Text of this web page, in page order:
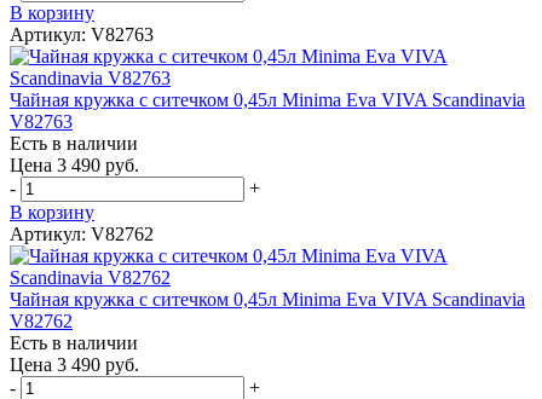
В корзину
Артикул: V82763
Чайная кружка с ситечком 0,45л Minima Eva VIVA Scandinavia
V82763
Есть в наличии
Цена 3 490 руб.
-
+
В корзину
Артикул: V82762
Чайная кружка с ситечком 0,45л Minima Eva VIVA Scandinavia
V82762
Есть в наличии
Цена 3 490 руб.
-
+